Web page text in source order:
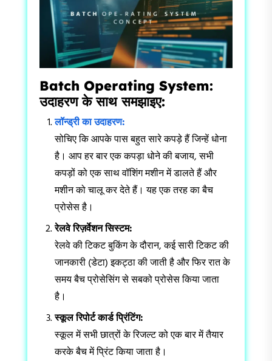
Batch Operating System:
उदाहरण के साथ समझाइए:
लॉन्ड्री का उदाहरण:
सोचिए कि आपके पास बहुत सारे कपड़े हैं जिन्हें धोना
है। आप हर बार एक कपड़ा धोने की बजाय, सभी
कपड़ों को एक साथ वॉशिंग मशीन में डालते हैं और
मशीन को चालू कर देते हैं। यह एक तरह का बैच
प्रोसेस है।
रेलवे रिज़र्वेशन सिस्टम:
रेलवे की टिकट बुकिंग के दौरान, कई सारी टिकट की
जानकारी (डेटा) इकट्ठा की जाती है और फिर रात के
समय बैच प्रोसेसिंग से सबको प्रोसेस किया जाता
है।
स्कूल रिपोर्ट कार्ड प्रिंटिंग:
स्कूल में सभी छात्रों के रिजल्ट को एक बार में तैयार
करके बैच में प्रिंट किया जाता है।